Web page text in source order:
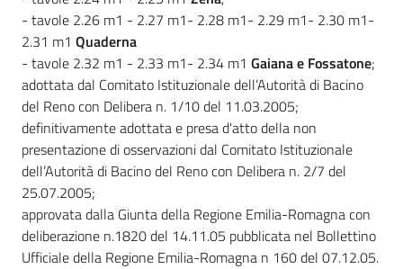
- tavole 2.26 m1 - 2.27 m1- 2.28 m1- 2.29 m1- 2.30 m1-
2.31 m1 Quaderna
- tavole 2.32 m1 - 2.33 m1- 2.34 m1 Gaiana e Fossatone;
adottata dal Comitato Istituzionale dell’Autorità di Bacino
del Reno con Delibera n. 1/10 del 11.03.2005;
definitivamente adottata e presa d'atto della non
presentazione di osservazioni dal Comitato Istituzionale
dell’Autorità di Bacino del Reno con Delibera n. 2/7 del
25.07.2005;
approvata dalla Giunta della Regione Emilia-Romagna con
deliberazione n.1820 del 14.11.05 pubblicata nel Bollettino
Ufficiale della Regione Emilia-Romagna n 160 del 07.12.05.